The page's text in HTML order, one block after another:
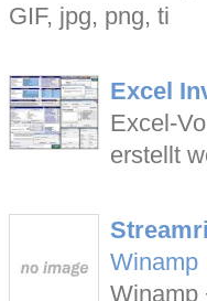
GIF, jpg, png, ti
Excel
Excel-
erstellt
Winamp
Winamp